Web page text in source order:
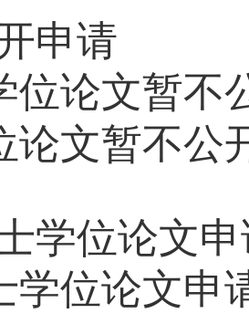
申请
位论文暂不
论文暂不公
学位论文
学位论文申